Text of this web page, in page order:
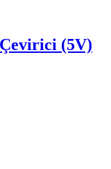
(5V)